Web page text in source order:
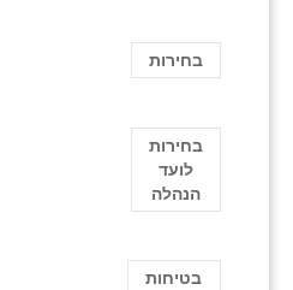
בחירות
בחירות
לועד
הנהלה
בטיחות